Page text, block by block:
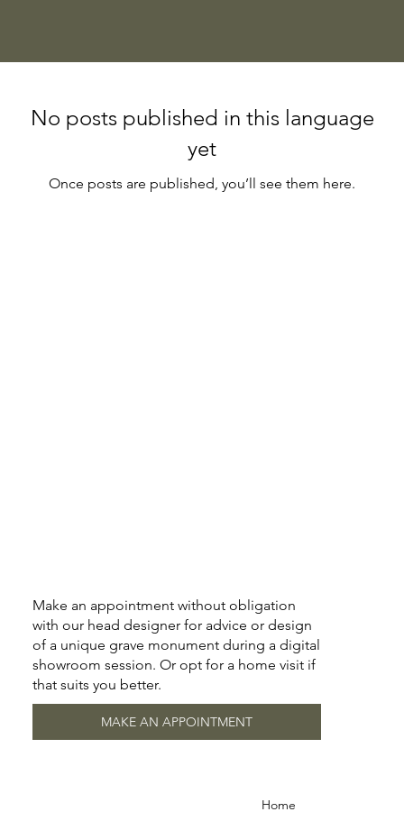
No posts published in this language
yet
Once posts are published, you’ll see them here.
Home
Make an appointment without obligation
with our head designer for advice or design
of a unique grave monument during a digital
showroom session. Or opt for a home visit if
that suits you better.
MAKE AN APPOINTMENT